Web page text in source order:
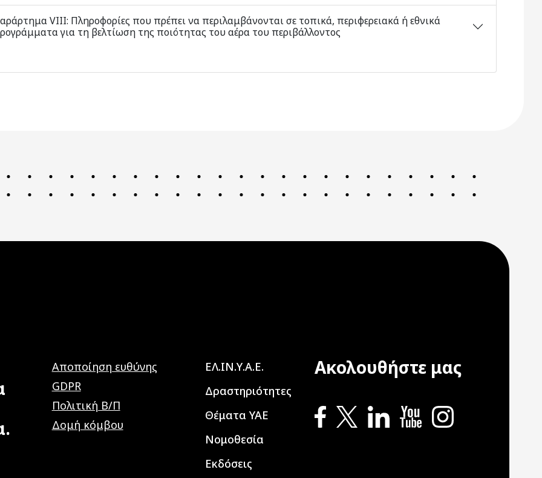
VΙΙΙ: Πληροφορίες που πρέπει να περιλαμβάνονται σε τοπικά, περιφερειακά ή εθνικά
για τη βελτίωση της ποιότητας του αέρα του περιβάλλοντος
Αποποίηση ευθύνης
GDPR
Πολιτική Β/Π
Δομή κόμβου
Main navigation
ΕΛ.ΙΝ.Υ.Α.Ε.
Δραστηριότητες
Θέματα ΥΑΕ
Νομοθεσία
Εκδόσεις
Ακολουθήστε μας